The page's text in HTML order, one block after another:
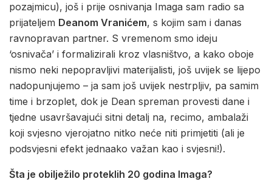
pozajmicu), još i prije osnivanja Imaga sam radio sa
prijateljem Deanom Vranićem, s kojim sam i danas
ravnopravan partner. S vremenom smo ideju
‘osnivača’ i formalizirali kroz vlasništvo, a kako oboje
nismo neki nepopravljivi materijalisti, još uvijek se lijepo
nadopunjujemo – ja sam još uvijek nestrpljiv, pa samim
time i brzoplet, dok je Dean spreman provesti dane i
tjedne usavršavajući sitni detalj na, recimo, ambalaži
koji svjesno vjerojatno nitko neće niti primjetiti (ali je
podsvjesni efekt jednaako važan kao i svjesni!).
Šta je obilježilo proteklih 20 godina Imaga?